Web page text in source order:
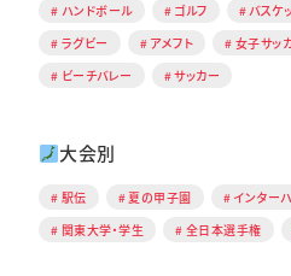
ハンドボール
ゴルフ バスケ
ラグビー
アメフト 女子サッ
ビーチバレー
サッカー
大会別
駅伝 夏の甲子園 インター
関東大学・学生
全日本選手権